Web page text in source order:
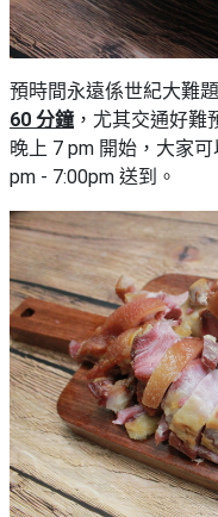
預時間永遠係世紀大難
60 分鐘，尤其交通好難
晚上 7 pm 開始，大家
pm - 7:00pm 送到。